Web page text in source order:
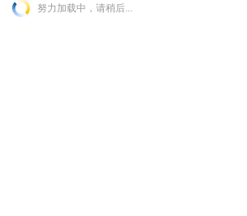
努力加载中，请稍后...